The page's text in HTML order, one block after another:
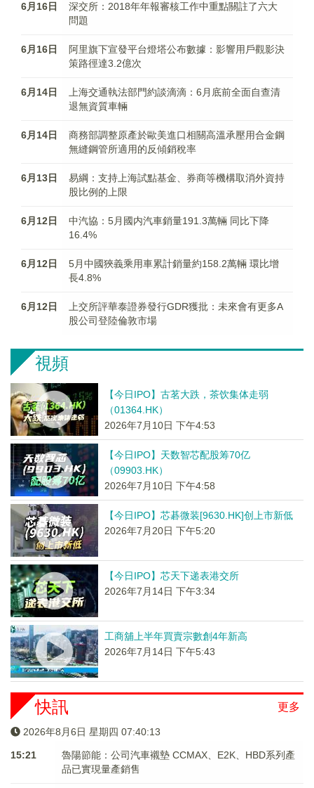
6月16日
深交所：2018年年報審核工作中重點關註了六大
問題
6月16日
阿里旗下宣發平台燈塔公布數據：影響用戶觀影決
策路徑達3.2億次
6月14日
上海交通執法部門約談滴滴：6月底前全面自查清
退無資質車輛
6月14日
商務部調整原產於歐美進口相關高溫承壓用合金鋼
無縫鋼管所適用的反傾銷稅率
6月13日
易綱：支持上海試點基金、券商等機構取消外資持
股比例的上限
6月12日
中汽協：5月國内汽車銷量191.3萬輛 同比下降
16.4%
6月12日
5月中國狹義乘用車累計銷量約158.2萬輛 環比增
長4.8%
6月12日
上交所評華泰證券發行GDR獲批：未來會有更多A
股公司登陸倫敦市場
視頻
【今日IPO】古茗大跌，茶饮集体走弱
（01364.HK）
2026年7月10日 下午4:53
【今日IPO】天数智芯配股筹70亿
（09903.HK）
2026年7月10日 下午4:58
【今日IPO】芯碁微装[9630.HK]创上市新低
2026年7月20日 下午5:20
【今日IPO】芯天下递表港交所
2026年7月14日 下午3:34
工商舖上半年買賣宗數創4年新高
2026年7月14日 下午5:43
更多
快訊
2026年8月6日 星期四 07:40:14
15:21
魯陽節能：公司汽車襯墊 CCMAX、E2K、HBD系列產
品已實現量產銷售